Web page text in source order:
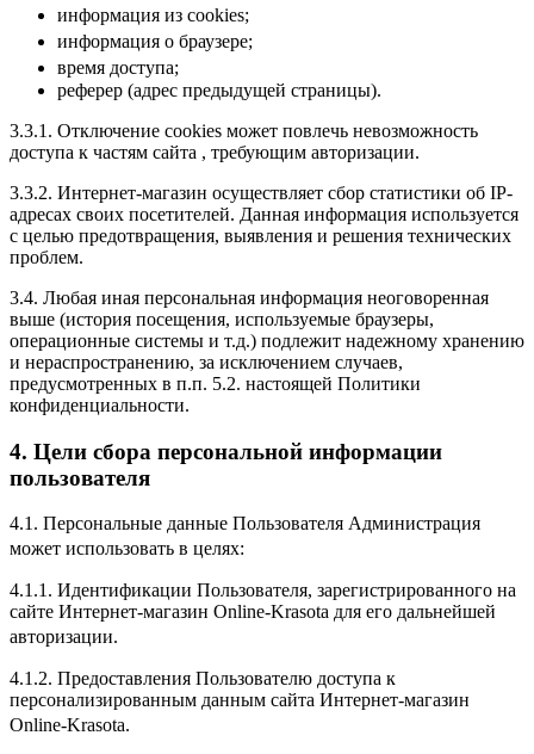
информация из cookies;
информация о браузере;
время доступа;
реферер (адрес предыдущей страницы).
3.3.1. Отключение cookies может повлечь невозможность
доступа к частям сайта , требующим авторизации.
3.3.2. Интернет-магазин осуществляет сбор статистики об IP-
адресах своих посетителей. Данная информация используется
с целью предотвращения, выявления и решения технических
проблем.
3.4. Любая иная персональная информация неоговоренная
выше (история посещения, используемые браузеры,
операционные системы и т.д.) подлежит надежному хранению
и нераспространению, за исключением случаев,
предусмотренных в п.п. 5.2. настоящей Политики
конфиденциальности.
4. Цели сбора персональной информации
пользователя
4.1. Персональные данные Пользователя Администрация
может использовать в целях:
4.1.1. Идентификации Пользователя, зарегистрированного на
сайте Интернет-магазин Online-Krasota для его дальнейшей
авторизации.
4.1.2. Предоставления Пользователю доступа к
персонализированным данным сайта Интернет-магазин
Online-Krasota.